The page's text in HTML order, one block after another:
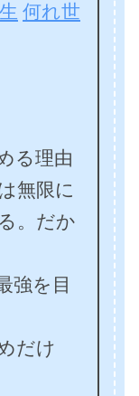
何れ世
る理由
無限に
。だか
強を目
だけ